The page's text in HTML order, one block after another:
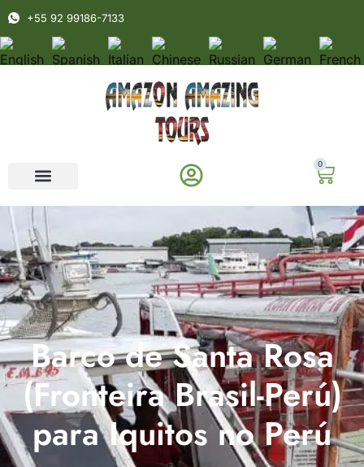
+55 92 99186-7133
0
Barco de Santa Rosa
(Fronteira Brasil-Perú)
para Iquitos no Perú